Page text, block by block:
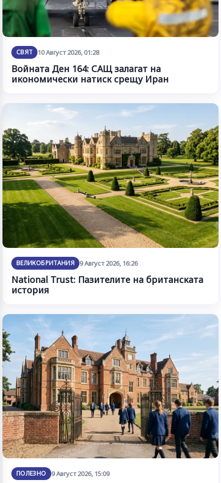
СВЯТ 10 Август 2026, 01:28
Войната Ден 164: САЩ залагат на
икономически натиск срещу Иран
ВЕЛИКОБРИТАНИЯ 9 Август 2026, 16:26
National Trust: Пазителите на британската
история
ПОЛЕЗНО 9 Август 2026, 15:09